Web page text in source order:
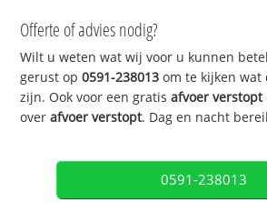
Offerte of advies nodig?
Wilt u weten wat wij voor u kunnen
gerust op0591-238013 om te kijken wat
zijn. Ook voor een gratisafvoer verstopt
overafvoer verstopt. Dag en nacht
0591-238013